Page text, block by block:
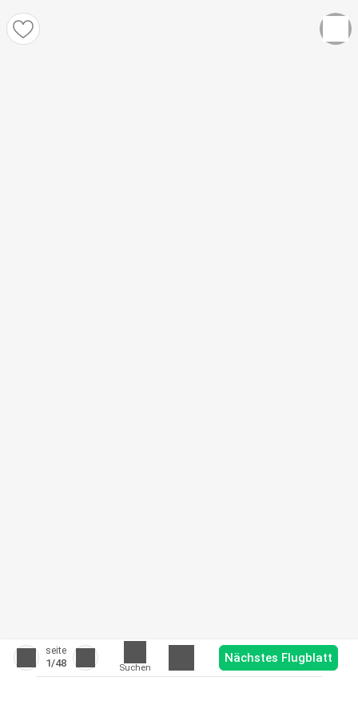
seite
1/48 Suchen
Nächstes Flugblatt